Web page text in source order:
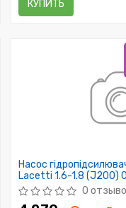
КУПИТЬ
Насос
Lacetti 1.6-1.8 (J200)
05-13
0